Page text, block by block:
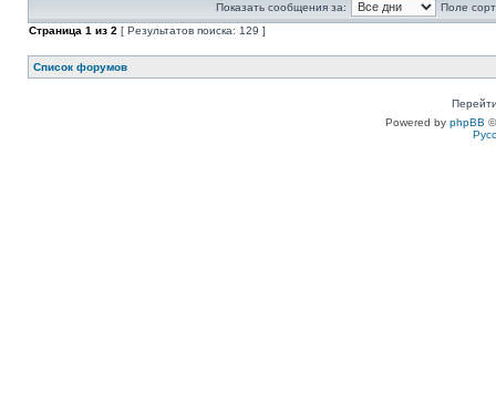
Показать сообщения за:
Поле
Страница 1 из 2 [ Результатов поиска: 129 ]
Список форумов
Powered by phpBB